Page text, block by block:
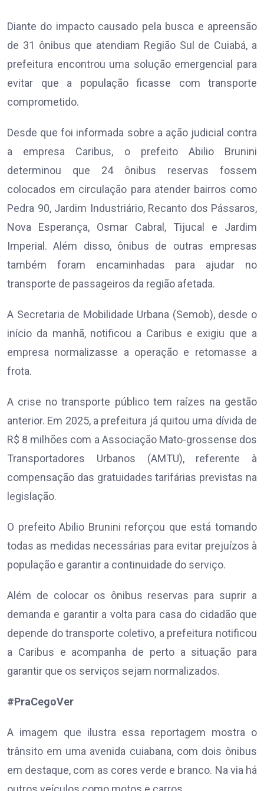
Diante do impacto causado pela busca e apreensão
de 31 ônibus que atendiam Região Sul de Cuiabá, a
prefeitura encontrou uma solução emergencial para
evitar que a população ficasse com transporte
comprometido.
Desde que foi informada sobre a ação judicial contra
a empresa Caribus, o prefeito Abilio Brunini
determinou que 24 ônibus reservas fossem
colocados em circulação para atender bairros como
Pedra 90, Jardim Industriário, Recanto dos Pássaros,
Nova Esperança, Osmar Cabral, Tijucal e Jardim
Imperial. Além disso, ônibus de outras empresas
também foram encaminhadas para ajudar no
transporte de passageiros da região afetada.
A Secretaria de Mobilidade Urbana (Semob), desde o
início da manhã, notificou a Caribus e exigiu que a
empresa normalizasse a operação e retomasse a
frota.
A crise no transporte público tem raízes na gestão
anterior. Em 2025, a prefeitura já quitou uma dívida de
R$ 8 milhões com a Associação Mato-grossense dos
Transportadores Urbanos (AMTU), referente à
compensação das gratuidades tarifárias previstas na
legislação.
O prefeito Abilio Brunini reforçou que está tomando
todas as medidas necessárias para evitar prejuízos à
população e garantir a continuidade do serviço.
Além de colocar os ônibus reservas para suprir a
demanda e garantir a volta para casa do cidadão que
depende do transporte coletivo, a prefeitura notificou
a Caribus e acompanha de perto a situação para
garantir que os serviços sejam normalizados.
#PraCegoVer
A imagem que ilustra essa reportagem mostra o
trânsito em uma avenida cuiabana, com dois ônibus
em destaque, com as cores verde e branco. Na via há